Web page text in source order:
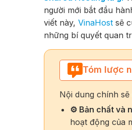
người mới bắt đầu
viết này, VinaHost sẽ
những bí quyết quan
Tóm lược
Nội dung chính
⚙️ Bản chất và
hoạt động của